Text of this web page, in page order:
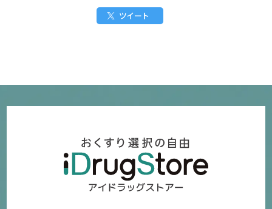
ツイート